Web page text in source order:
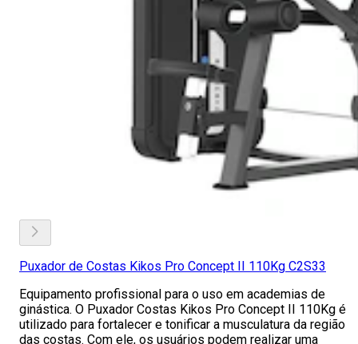
Puxador de Costas Kikos Pro Concept II 110Kg C2S33
Equipamento profissional para o uso em academias de
ginástica. O Puxador Costas Kikos Pro Concept II 110Kg é
utilizado para fortalecer e tonificar a musculatura da região
das costas. Com ele, os usuários podem realizar uma